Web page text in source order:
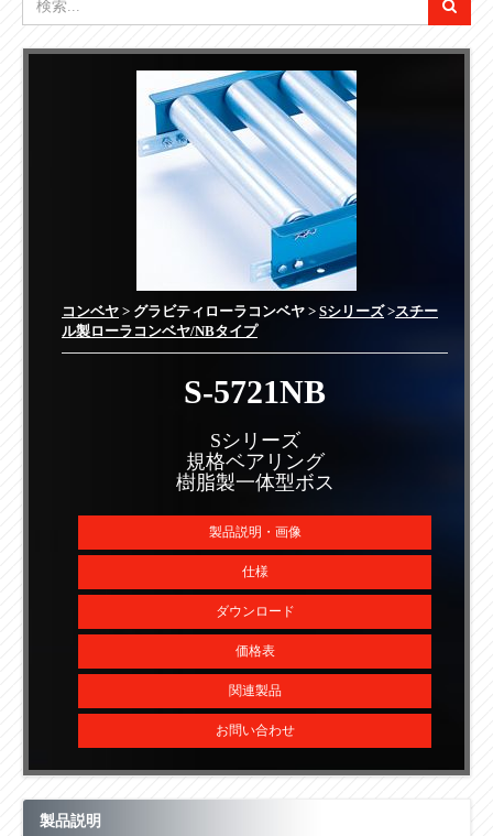
コンベヤ > グラビティローラコンベヤ > Sシリーズ>スチー
ル製ローラコンベヤ/NBタイプ
S-5721NB
Sシリーズ
規格ベアリング
樹脂製一体型ボス
製品説明・画像
仕様
ダウンロード
価格表
関連製品
お問い合わせ
製品説明